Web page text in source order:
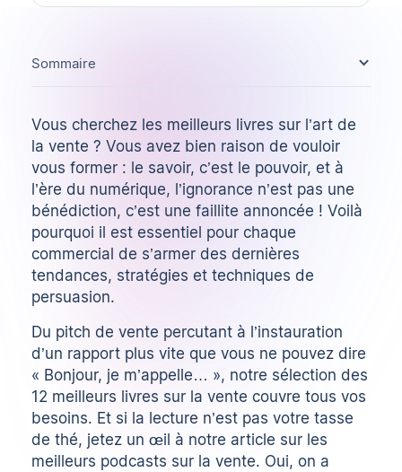
Vous cherchez les meilleurs livres sur l’art de
la vente ? Vous avez bien raison de vouloir
vous former : le savoir, c’est le pouvoir, et à
l’ère du numérique, l’ignorance n’est pas une
bénédiction, c’est une faillite annoncée ! Voilà
pourquoi il est essentiel pour chaque
commercial de s’armer des dernières
tendances, stratégies et techniques de
persuasion.
Du pitch de vente percutant à l’instauration
d’un rapport plus vite que vous ne pouvez dire
« Bonjour, je m’appelle… », notre sélection des
12 meilleurs livres sur la vente couvre tous vos
besoins. Et si la lecture n’est pas votre tasse
de thé, jetez un œil à notre article sur les
meilleurs podcasts sur la vente. Oui, on a
Sommaire